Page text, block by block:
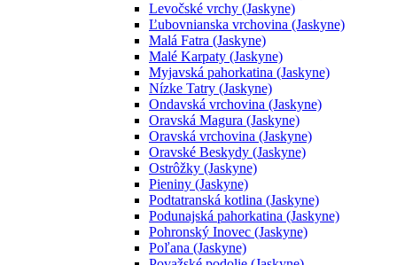
Levočské vrchy (Jaskyne)
Ľubovnianska vrchovina (Jaskyne)
Malá Fatra (Jaskyne)
Malé Karpaty (Jaskyne)
Myjavská pahorkatina (Jaskyne)
Nízke Tatry (Jaskyne)
Ondavská vrchovina (Jaskyne)
Oravská Magura (Jaskyne)
Oravská vrchovina (Jaskyne)
Oravské Beskydy (Jaskyne)
Ostrôžky (Jaskyne)
Pieniny (Jaskyne)
Podtatranská kotlina (Jaskyne)
Podunajská pahorkatina (Jaskyne)
Pohronský Inovec (Jaskyne)
Poľana (Jaskyne)